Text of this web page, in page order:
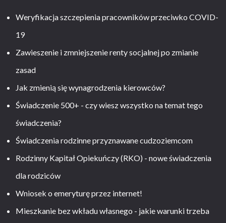
Weryfikacja szczepienia pracowników przeciwko COVID-
19
Zawieszenie i zmniejszenie renty socjalnej po zmianie
zasad
Jak zmienią się wynagrodzenia kierowców?
Świadczenie 500+ - czy wiesz wszystko na temat tego
świadczenia?
Świadczenia rodzinne przyznawane cudzoziemcom
Rodzinny Kapitał Opiekuńczy (RKO) - nowe świadczenia
dla rodziców
Wniosek o emeryturę przez internet!
Mieszkanie bez wkładu własnego - jakie warunki trzeba